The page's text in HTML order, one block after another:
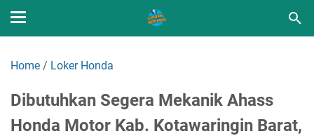
Home / Loker Honda
Dibutuhkan Segera Mekanik Ahass
Honda Motor Kab. Kotawaringin Barat,